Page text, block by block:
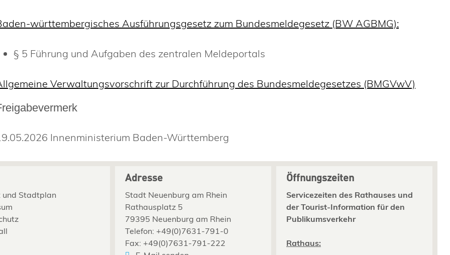
württembergisches Ausführungsgesetz zum Bundesmeldegesetz (BW AGBMG):
§ 5 Führung und Aufgaben des zentralen Meldeportals
Verwaltungsvorschrift zur Durchführung des Bundesmeldegesetzes (BMGVwV)
Innenministerium Baden-Württemberg
und Stadtplan
Adresse
Stadt Neuenburg am Rhein
Rathausplatz 5
79395 Neuenburg am Rhein
Telefon: +49(0)7631-791-0
Fax: +49(0)7631-791-222
Öffnungszeiten
Servicezeiten des Rathauses und
der Tourist-Information für den
Publikumsverkehr
Rathaus: